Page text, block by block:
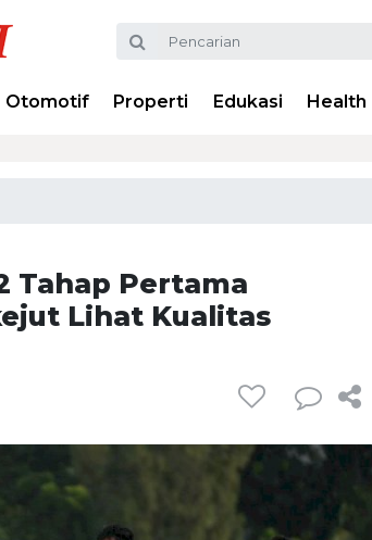
Otomotif Properti Edukasi Health
Tahap Pertama
Lihat Kualitas